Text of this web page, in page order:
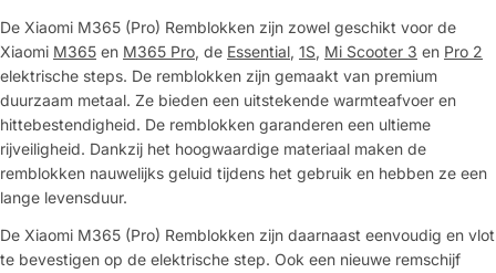
De Xiaomi M365 (Pro) Remblokken zijn zowel geschikt voor de
Xiaomi M365 en M365 Pro, de Essential, 1S, Mi Scooter 3 en Pro 2
elektrische steps. De remblokken zijn gemaakt van premium
duurzaam metaal. Ze bieden een uitstekende warmteafvoer en
hittebestendigheid. De remblokken garanderen een ultieme
rijveiligheid. Dankzij het hoogwaardige materiaal maken de
remblokken nauwelijks geluid tijdens het gebruik en hebben ze een
lange levensduur.
De Xiaomi M365 (Pro) Remblokken zijn daarnaast eenvoudig en vlot
te bevestigen op de elektrische step. Ook een nieuwe remschijf